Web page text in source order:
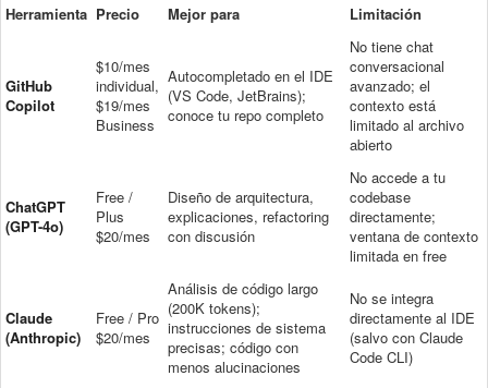
Herramienta Precio Mejor para Limitación
GitHub
Copilot
$10/mes
individual,
$19/mes
Business
Autocompletado en el IDE
(VS Code, JetBrains);
conoce tu repo completo
No tiene chat
conversacional
avanzado; el
contexto está
limitado al archivo
abierto
ChatGPT
(GPT-4o)
Free /
Plus
$20/mes
Diseño de arquitectura,
explicaciones, refactoring
con discusión
No accede a tu
codebase
directamente;
ventana de contexto
limitada en free
Claude
(Anthropic)
Free / Pro
$20/mes
Análisis de código largo
(200K tokens);
instrucciones de sistema
precisas; código con
menos alucinaciones
No se integra
directamente al IDE
(salvo con Claude
Code CLI)